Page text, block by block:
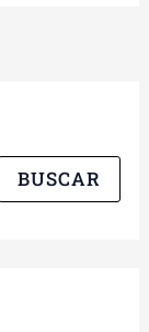
BUSCAR